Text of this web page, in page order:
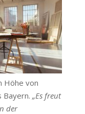
Höhe von
Bayern. „Es freut
der